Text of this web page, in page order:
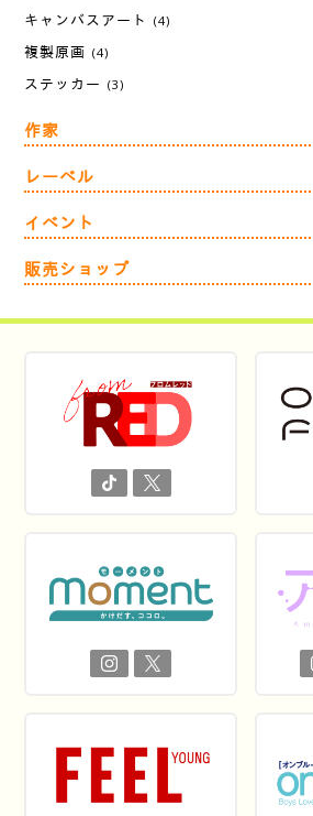
キャンバスアート (4)
複製原画 (4)
ステッカー (3)
作家
レーベル
イベント
販売ショップ